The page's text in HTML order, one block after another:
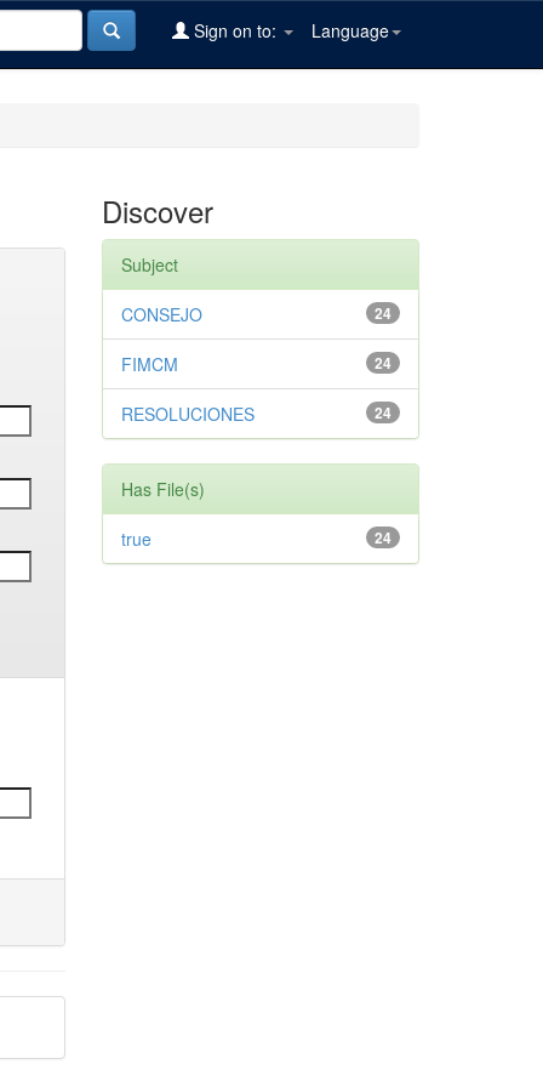
Language
Sign on to:
Discover
Subject
24
CONSEJO
24
FIMCM
24
RESOLUCIONES
Has File(s)
24
true